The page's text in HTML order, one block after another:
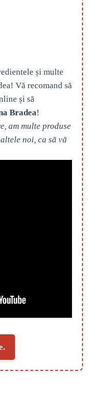
și multe
Vă recomand să
și să
Bradea!
am multe produse
noi, ca să vă